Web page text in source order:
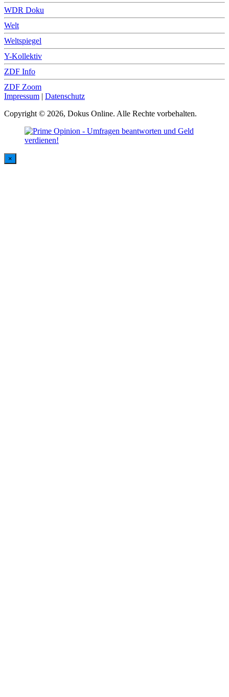
WDR Doku
Welt
Weltspiegel
Y-Kollektiv
ZDF Info
ZDF Zoom
Impressum | Datenschutz
Copyright © 2026, Dokus Online. Alle Rechte vorbehalten.
×